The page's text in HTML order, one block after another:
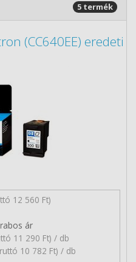
5 termék
(CC640EE) eredeti
12 560 Ft)
ár
11 290 Ft) / db
10 782 Ft) / db